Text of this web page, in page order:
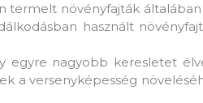
termelt növényfajták
használt
nagyobb keresletet
a versenyképesség